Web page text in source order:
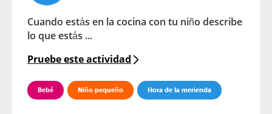
Cuando estás en la cocina con tu niño describe
lo que estás ...
Pruebe este actividad
Bebé Niño pequeño Hora de la merienda